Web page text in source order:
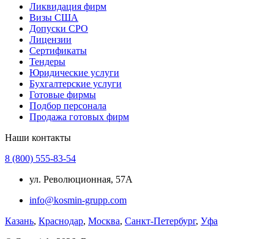
Ликвидация фирм
Визы США
Допуски СРО
Лицензии
Сертификаты
Тендеры
Юридические услуги
Бухгалтерские услуги
Готовые фирмы
Подбор персонала
Продажа готовых фирм
Наши контакты
8 (800) 555-83-54
ул. Революционная, 57А
info@kosmin-grupp.com
Казань, Краснодар, Москва, Санкт-Петербург, Уфа